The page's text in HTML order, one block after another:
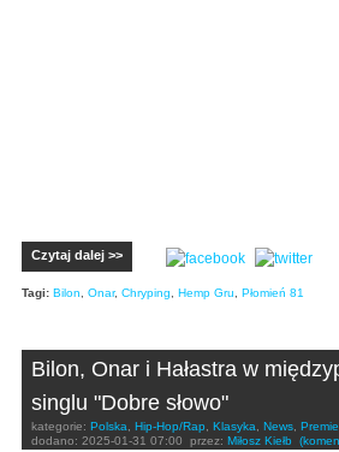
Czytaj dalej >>
Tagi: Bilon Onar, Chryping Hemp Gru Płomień 81
Bilon, Onar i Hałastra w
singlu "Dobre słowo"
kategorie: Polska Hip-Hop/Rap Klasyka News
dodano: 2025-01-31 07:00 przez: Miłosz Kiełb